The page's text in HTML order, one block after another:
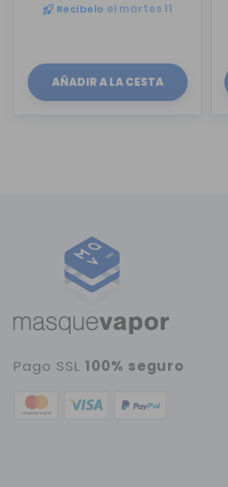
Recíbelo el martes 11
AÑADIR A LA CESTA
Pago SSL 100% seguro